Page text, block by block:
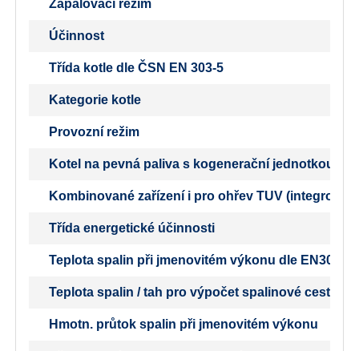
Zapalovací režim
Účinnost
Třída kotle dle ČSN EN 303-5
Kategorie kotle
Provozní režim
Kotel na pevná paliva s kogenerační jednotkou
Kombinované zařízení i pro ohřev TUV
Třída energetické účinnosti
Teplota spalin při jmenovitém výkonu dle EN303-5
Teplota spalin / tah pro výpočet spalinové cesty
Hmotn. průtok spalin při jmenovitém výkonu